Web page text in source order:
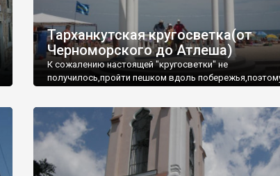
Тарханкутская кругосветка(от
Черноморского до Атлеша)
К сожалению настоящей "кругосветки" не
получилось,пройти пешком вдоль